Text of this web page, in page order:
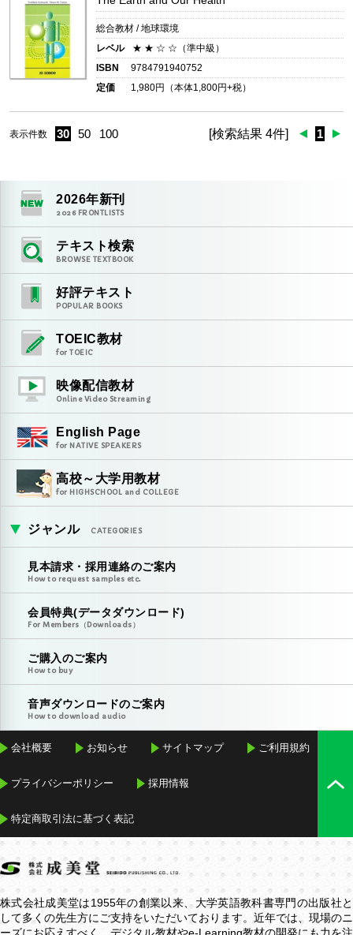
総合教材 / 地球環境
レベル
★ ★ ☆ ☆（準中級）
ISBN
9784791940752
定価
1,980円（本体1,800円+税）
表示件数 30 50 100 [検索結果 4件] 1
2026年新刊
2026FRONTLISTS
テキスト検索
BROWSE TEXTBOOK
好評テキスト
POPULAR BOOKS
TOEIC教材
for TOEIC
映像配信教材
Online Video Streaming
English Page
for NATIVE SPEAKERS
高校～大学用教材
for HIGHSCHOOL and COLLEGE
ジャンル CATEGORIES
見本請求・採用連絡のご案内
How to request samples etc.
会員特典(データダウンロード)
For Members（Downloads）
ご購入のご案内
How to buy
音声ダウンロードのご案内
How to download audio
会社概要 お知らせ サイトマップ ご利用規約
プライバシーポリシー 採用情報
特定商取引法に基づく表記
株式会社成美堂は1955年の創業以来、大学英語教科書専門の出版社と
して多くの先生方にご支持をいただいております。近年では、現場のニ